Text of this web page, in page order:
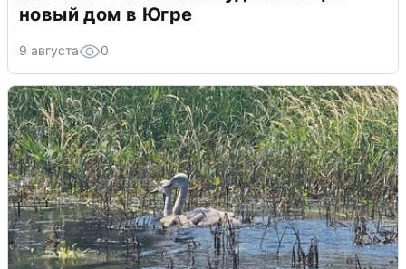
новый дом в Югре
9 августа 0